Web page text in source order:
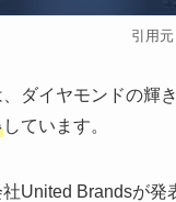
引用元
ダイヤモンドの輝
しています。
United Brandsが